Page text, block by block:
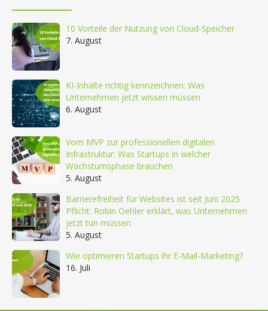
10 Vorteile der Nutzung von Cloud-Speicher
7. August
KI-Inhalte richtig kennzeichnen: Was
Unternehmen jetzt wissen müssen
6. August
Vom MVP zur professionellen digitalen
Infrastruktur: Was Startups in welcher
Wachstumsphase brauchen
5. August
Barrierefreiheit für Websites ist seit Juni 2025
Pflicht: Robin Oehler erklärt, was Unternehmen
jetzt tun müssen
5. August
Wie optimieren Startups ihr E-Mail-Marketing?
16. Juli